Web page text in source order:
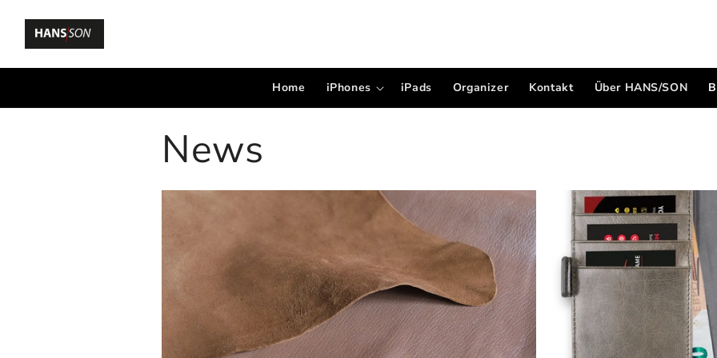
Home iPhones iPads Organizer Kontakt Über HANS/SON
News